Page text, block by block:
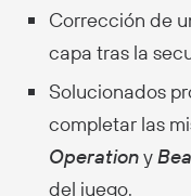
Corrección de
capa tras la
Solucionados
completar las
Operationy
del juego.